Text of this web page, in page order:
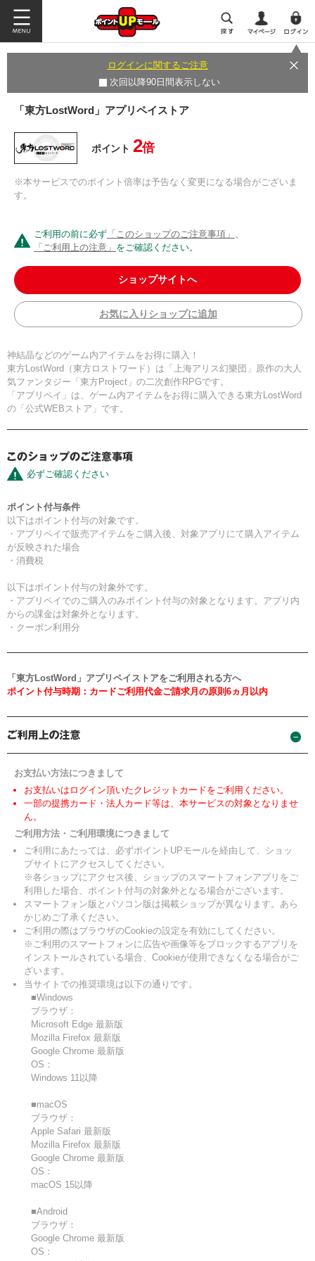
ログインに関するご注意
次回以降90日間表示しない
「東方LostWord」アプリペイストア
ポイント 2倍
※本サービスでのポイント倍率は予告なく変更になる場合がございま
す。
ご利用の前に必ず 「このショップのご注意事項」 、
「ご利用上の注意」 をご確認ください。
ショップサイトへ
お気に入りショップに追加
神結晶などのゲーム内アイテムをお得に購入！
東方LostWord（東方ロストワード）は「上海アリス幻樂団」原作の大人
気ファンタジー「東方Project」の二次創作RPGです。
「アプリペイ」は、ゲーム内アイテムをお得に購入できる東方LostWord
の「公式WEBストア」です。
必ずご確認ください
ポイント付与条件
以下はポイント付与の対象です。
・アプリペイで販売アイテムをご購入後、対象アプリにて購入アイテム
が反映された場合
・消費税
以下はポイント付与の対象外です。
・アプリペイでのご購入のみポイント付与の対象となります。アプリ内
からの課金は対象外となります。
・クーポン利用分
「東方LostWord」アプリペイストアをご利用される方へ
ポイント付与時期：カードご利用代金ご請求月の原則6ヵ月以内
お支払い方法につきまして
お支払いはログイン頂いたクレジットカードをご利用ください。
一部の提携カード・法人カード等は、本サービスの対象となりませ
ん。
ご利用方法・ご利用環境につきまして
ご利用にあたっては、必ずポイントUPモールを経由して、ショッ
プサイトにアクセスしてください。
※各ショップにアクセス後、ショップのスマートフォンアプリをご
利用した場合、ポイント付与の対象外となる場合がございます。
スマートフォン版とパソコン版は掲載ショップが異なります。あら
かじめご了承ください。
ご利用の際はブラウザのCookieの設定を有効にしてください。
※ご利用のスマートフォンに広告や画像等をブロックするアプリを
インストールされている場合、Cookieが使用できなくなる場合がご
ざいます。
当サイトでの推奨環境は以下の通りです。
■Windows
ブラウザ：
Microsoft Edge 最新版
Mozilla Firefox 最新版
Google Chrome 最新版
OS：
Windows 11以降
■macOS
ブラウザ：
Apple Safari 最新版
Mozilla Firefox 最新版
Google Chrome 最新版
OS：
macOS 15以降
■Android
ブラウザ：
Google Chrome 最新版
OS：